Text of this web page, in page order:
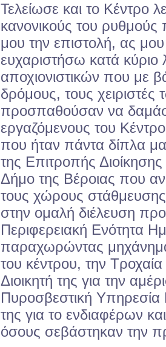
Τελείωσε και το Κέντρο
κανονικούς του
μου την επιστολή, ας
ευχαριστήσω κατά
αποχιονιστικών που με
δρόμους, τους
προσπαθούσαν να
εργαζόμενους του
που ήταν πάντα δίπλα
της Επιτροπής
Δήμο της Βέροιας που
τους χώρους
στην ομαλή διέλευση
Περιφερειακή Ενότητα
παραχωρώντας
του κέντρου, την
Διοικητή της για την
Πυροσβεστική Υπηρεσία
της για το ενδιαφέρων
όσους σεβάστηκαν την